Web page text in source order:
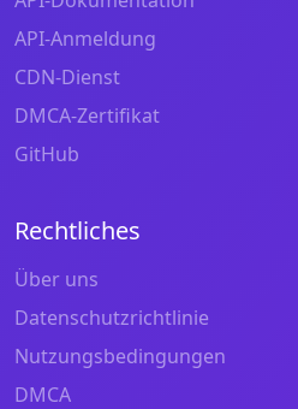
API-Anmeldung
CDN-Dienst
DMCA-Zertifikat
GitHub
Rechtliches
Über uns
Datenschutzrichtlinie
Nutzungsbedingungen
DMCA